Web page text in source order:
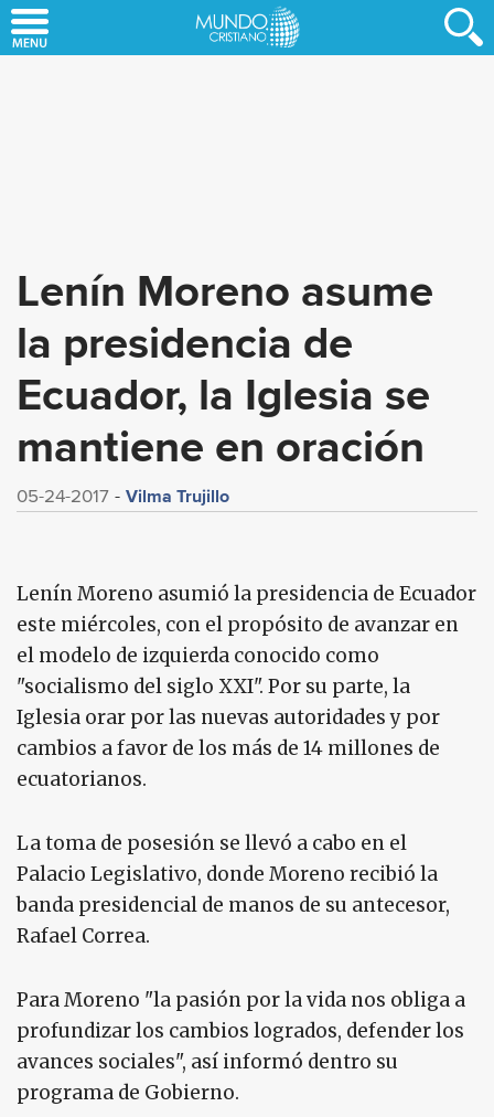
to
Lenín Moreno asume
la presidencia de
Ecuador, la Iglesia se
mantiene en oración
05-24-2017 Vilma Trujillo
Lenín Moreno asumió la presidencia de Ecuador
este miércoles, con el propósito de avanzar en
el modelo de izquierda conocido como
"socialismo del siglo XXI". Por su parte, la
Iglesia orar por las nuevas autoridades y por
cambios a favor de los más de 14 millones de
ecuatorianos.
La toma de posesión se llevó a cabo en el
Palacio Legislativo, donde Moreno recibió la
banda presidencial de manos de su antecesor,
Rafael Correa.
Para Moreno "la pasión por la vida nos obliga a
profundizar los cambios logrados, defender los
avances sociales", así informó dentro su
programa de Gobierno.